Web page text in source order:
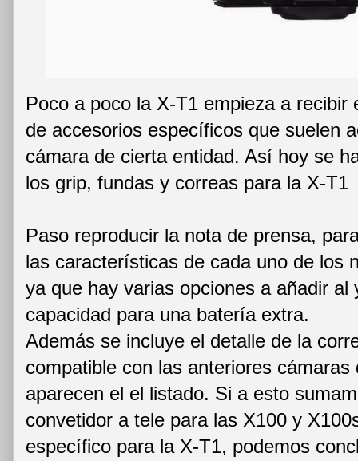
Poco a poco la X-T1 empieza a recibir
de accesorios específicos que suelen
cámara de cierta entidad. Así hoy se
los grip, fundas y correas para la X-T1
Paso reproducir la nota de prensa,
las características de cada uno de los
ya que hay varias opciones a añadir al
capacidad para una batería extra.
Además se incluye el detalle de la
compatible con las anteriores cámaras
aparecen el el listado. Si a esto
convetidor a tele para las X100 y
específico para la X-T1, podemos